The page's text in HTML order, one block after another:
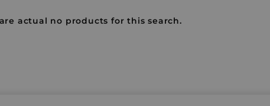
actual no products for this search.